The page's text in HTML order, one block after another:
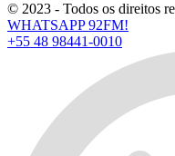
© 2023 - Todos os direitos
WHATSAPP 92FM!
+55 48 98441-0010